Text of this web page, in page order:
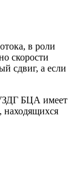
в роли
скорости
сдвиг, а если
БЦА имеет
находящихся